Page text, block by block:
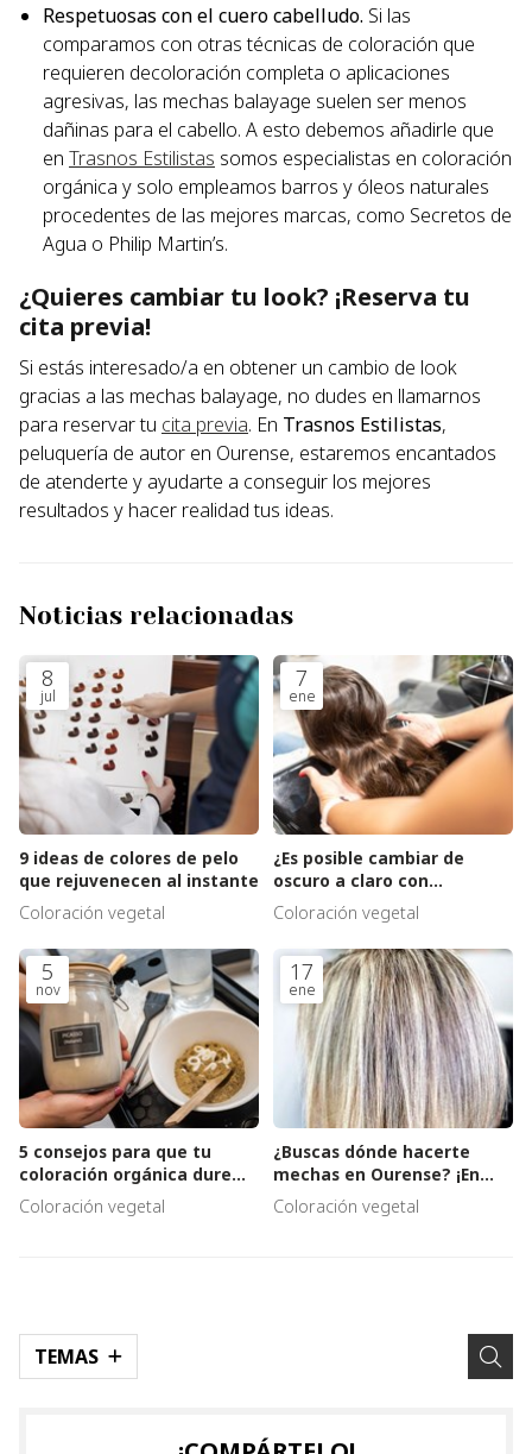
TEMAS
Respetuosas con el cuero cabelludo. Si las
comparamos con otras técnicas de coloración que
requieren decoloración completa o aplicaciones
agresivas, las mechas balayage suelen ser menos
dañinas para el cabello. A esto debemos añadirle que
en Trasnos Estilistas somos especialistas en coloración
orgánica y solo empleamos barros y óleos naturales
procedentes de las mejores marcas, como Secretos de
Agua o Philip Martin’s.
¿Quieres cambiar tu look? ¡Reserva tu
cita previa!
Si estás interesado/a en obtener un cambio de look
gracias a las mechas balayage, no dudes en llamarnos
para reservar tu cita previa. En Trasnos Estilistas,
peluquería de autor en Ourense, estaremos encantados
de atenderte y ayudarte a conseguir los mejores
resultados y hacer realidad tus ideas.
Noticias relacionadas
8
jul
9 ideas de colores de pelo
que rejuvenecen al instante
Coloración vegetal
7
ene
¿Es posible cambiar de
oscuro a claro con
coloraciones sensibles?
Coloración vegetal
5
nov
5 consejos para que tu
coloración orgánica dure
mucho más
Coloración vegetal
17
ene
¿Buscas dónde hacerte
mechas en Ourense? ¡En
Trasnos Estilistas somos
expertos!
Coloración vegetal